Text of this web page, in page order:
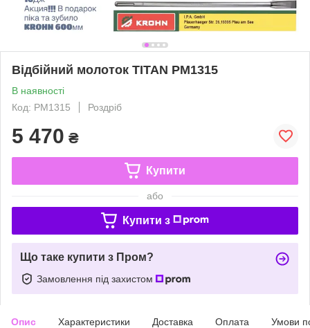
Відбійний молоток TITAN PM1315
В наявності
Код: PM1315
Роздріб
5 470 ₴
Купити
або
Купити з
Що таке купити з Пром?
Замовлення під захистом
Опис Характеристики Доставка Оплата Умови